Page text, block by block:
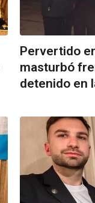
Pervertido
masturbó
detenido en